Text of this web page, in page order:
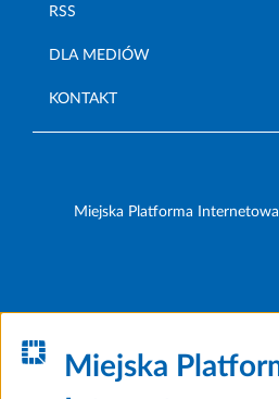
RSS
DLA MEDIÓW
KONTAKT
Miejska Platforma
Miejska